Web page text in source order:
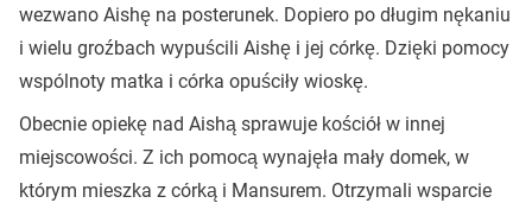
wezwano Aishę na posterunek. Dopiero po długim nękaniu
i wielu groźbach wypuścili Aishę i jej córkę. Dzięki pomocy
wspólnoty matka i córka opuściły wioskę.
Obecnie opiekę nad Aishą sprawuje kościół w innej
miejscowości. Z ich pomocą wynajęła mały domek, w
którym mieszka z córką i Mansurem. Otrzymali wsparcie